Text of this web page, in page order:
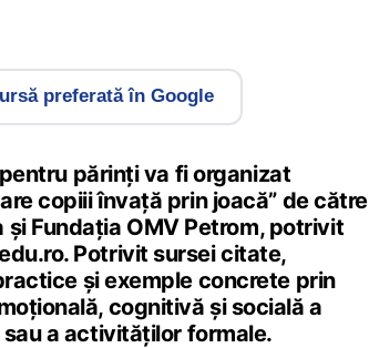
preferată în Google
părinți va fi organizat
copiii învață prin joacă” de către
și Fundația OMV Petrom, potrivit
Potrivit sursei citate,
și exemple concrete prin
cognitivă și socială a
a activităților formale.